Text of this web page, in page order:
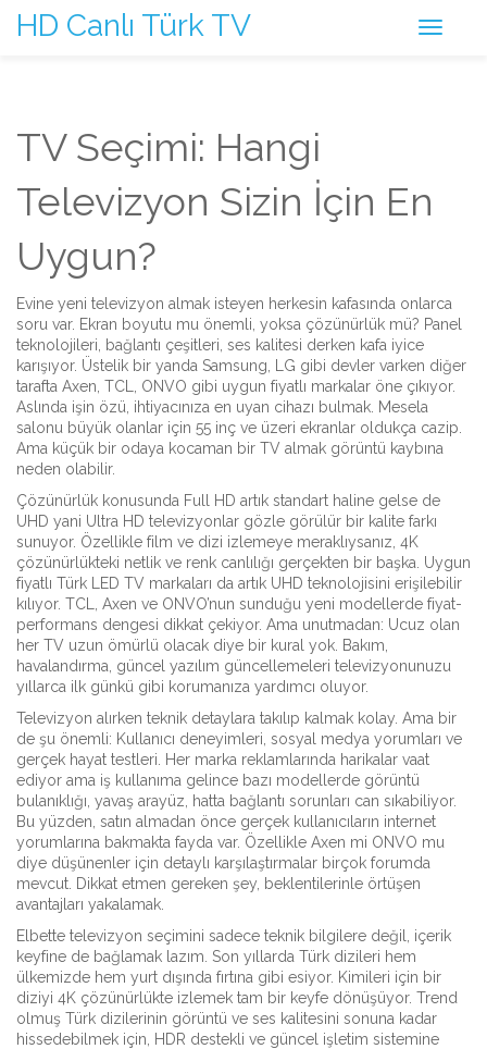
HD Canlı Türk TV
TV Seçimi: Hangi
Televizyon Sizin İçin En
Uygun?
Evine yeni televizyon almak isteyen herkesin kafasında onlarca
soru var. Ekran boyutu mu önemli, yoksa çözünürlük mü? Panel
teknolojileri, bağlantı çeşitleri, ses kalitesi derken kafa iyice
karışıyor. Üstelik bir yanda Samsung, LG gibi devler varken diğer
tarafta Axen, TCL, ONVO gibi uygun fiyatlı markalar öne çıkıyor.
Aslında işin özü, ihtiyacınıza en uyan cihazı bulmak. Mesela
salonu büyük olanlar için 55 inç ve üzeri ekranlar oldukça cazip.
Ama küçük bir odaya kocaman bir TV almak görüntü kaybına
neden olabilir.
Çözünürlük konusunda Full HD artık standart haline gelse de
UHD yani Ultra HD televizyonlar gözle görülür bir kalite farkı
sunuyor. Özellikle film ve dizi izlemeye meraklıysanız, 4K
çözünürlükteki netlik ve renk canlılığı gerçekten bir başka. Uygun
fiyatlı Türk LED TV markaları da artık UHD teknolojisini erişilebilir
kılıyor. TCL, Axen ve ONVO’nun sunduğu yeni modellerde fiyat-
performans dengesi dikkat çekiyor. Ama unutmadan: Ucuz olan
her TV uzun ömürlü olacak diye bir kural yok. Bakım,
havalandırma, güncel yazılım güncellemeleri televizyonunuzu
yıllarca ilk günkü gibi korumanıza yardımcı oluyor.
Televizyon alırken teknik detaylara takılıp kalmak kolay. Ama bir
de şu önemli: Kullanıcı deneyimleri, sosyal medya yorumları ve
gerçek hayat testleri. Her marka reklamlarında harikalar vaat
ediyor ama iş kullanıma gelince bazı modellerde görüntü
bulanıklığı, yavaş arayüz, hatta bağlantı sorunları can sıkabiliyor.
Bu yüzden, satın almadan önce gerçek kullanıcıların internet
yorumlarına bakmakta fayda var. Özellikle Axen mi ONVO mu
diye düşünenler için detaylı karşılaştırmalar birçok forumda
mevcut. Dikkat etmen gereken şey, beklentilerinle örtüşen
avantajları yakalamak.
Elbette televizyon seçimini sadece teknik bilgilere değil, içerik
keyfine de bağlamak lazım. Son yıllarda Türk dizileri hem
ülkemizde hem yurt dışında fırtına gibi esiyor. Kimileri için bir
diziyi 4K çözünürlükte izlemek tam bir keyfe dönüşüyor. Trend
olmuş Türk dizilerinin görüntü ve ses kalitesini sonuna kadar
hissedebilmek için, HDR destekli ve güncel işletim sistemine